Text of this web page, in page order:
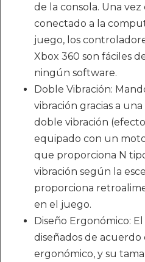
de la consola. Una
conectado a la
juego, los
Xbox 360 son fáciles
ningún software.
Doble Vibración:
vibración gracias a
doble vibración
equipado con un
que proporciona N
vibración según la
proporciona
en el juego.
Diseño Ergonómico:
diseñados de acuerdo
ergonómico, y su